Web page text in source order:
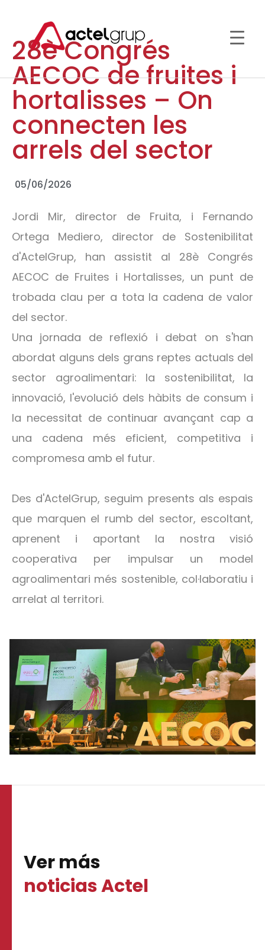
28è Congrés
AECOC de fruites i
hortalisses – On
connecten les
arrels del sector
05/06/2026
Jordi Mir, director de Fruita, i Fernando
Ortega Mediero, director de Sostenibilitat
d'ActelGrup, han assistit al 28è Congrés
AECOC de Fruites i Hortalisses, un punt de
trobada clau per a tota la cadena de valor
del sector.
Una jornada de reflexió i debat on s'han
abordat alguns dels grans reptes actuals del
sector agroalimentari: la sostenibilitat, la
innovació, l'evolució dels hàbits de consum i
la necessitat de continuar avançant cap a
una cadena més eficient, competitiva i
compromesa amb el futur.
Des d'ActelGrup, seguim presents als espais
que marquen el rumb del sector, escoltant,
aprenent i aportant la nostra visió
cooperativa per impulsar un model
agroalimentari més sostenible, col·laboratiu i
arrelat al territori.
Ver más
noticias Actel